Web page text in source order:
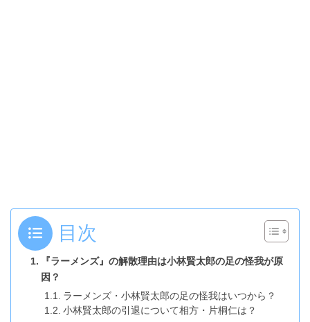
目次
『ラーメンズ』の解散理由は小林賢太郎の足の怪我が原
因？
ラーメンズ・小林賢太郎の足の怪我はいつから？
小林賢太郎の引退について相方・片桐仁は？